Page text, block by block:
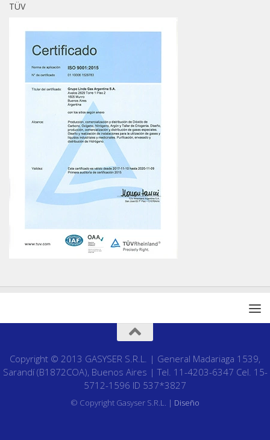
TÜV
Copyright © 2013 GASYSER S.R.L. | General Madariaga 1539,
Sarandí (B1872COA), Buenos Aires | Tel. 11-4203-6347 Cel. 15-
5712-1596 ID 537*3827
© Copyright Gasyser S.R.L. | Diseño